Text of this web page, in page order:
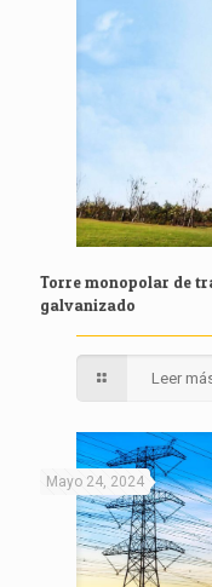
Torre monopolar de
galvanizado
Leer
Mayo 24, 2024